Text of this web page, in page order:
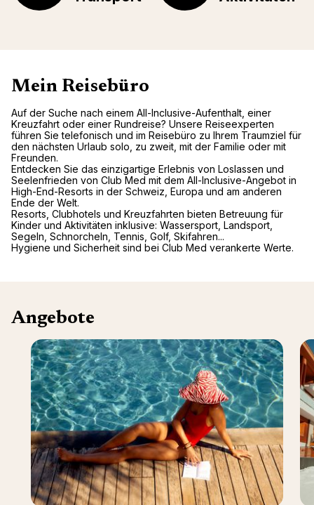
Mein Reisebüro
Auf der Suche nach einem All-Inclusive-Aufenthalt, einer
Kreuzfahrt oder einer Rundreise? Unsere Reiseexperten
führen Sie telefonisch und im Reisebüro zu Ihrem Traumziel für
den nächsten Urlaub solo, zu zweit, mit der Familie oder mit
Freunden.
Entdecken Sie das einzigartige Erlebnis von Loslassen und
Seelenfrieden von Club Med mit dem All-Inclusive-Angebot in
High-End-Resorts in der Schweiz, Europa und am anderen
Ende der Welt.
Resorts, Clubhotels und Kreuzfahrten bieten Betreuung für
Kinder und Aktivitäten inklusive: Wassersport, Landsport,
Segeln, Schnorcheln, Tennis, Golf, Skifahren...
Hygiene und Sicherheit sind bei Club Med verankerte Werte.
Angebote